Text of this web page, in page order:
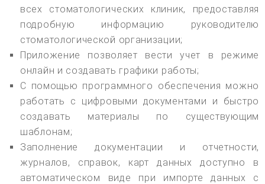
всех стоматологических клиник, предоставляя
подробную информацию руководителю
стоматологической организации;
Приложение позволяет вести учет в режиме
онлайн и создавать графики работы;
С помощью программного обеспечения можно
работать с цифровыми документами и быстро
создавать материалы по существующим
шаблонам;
Заполнение документации и отчетности,
журналов, справок, карт данных доступно в
автоматическом виде при импорте данных с